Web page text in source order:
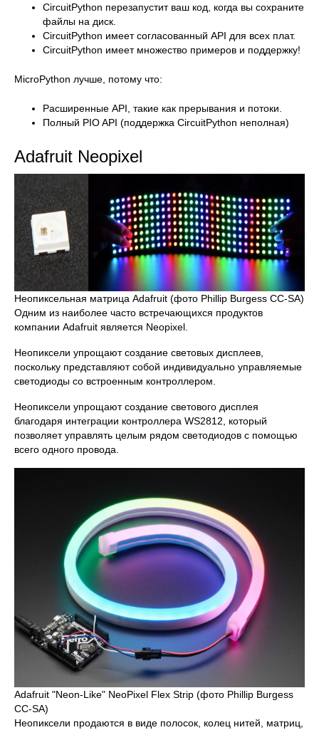
CircuitPython перезапустит ваш код, когда вы сохраните
файлы на диск.
CircuitPython имеет согласованный API для всех плат.
CircuitPython имеет множество примеров и поддержку!
MicroPython лучше, потому что:
Расширенные API, такие как прерывания и потоки.
Полный PIO API (поддержка CircuitPython неполная)
Adafruit Neopixel
Неопиксельная матрица Adafruit (фото Phillip Burgess CC-SA)
Одним из наиболее часто встречающихся продуктов
компании Adafruit является Neopixel.
Неопиксели упрощают создание световых дисплеев,
поскольку представляют собой индивидуально управляемые
светодиоды со встроенным контроллером.
Неопиксели упрощают создание светового дисплея
благодаря интеграции контроллера WS2812, который
позволяет управлять целым рядом светодиодов с помощью
всего одного провода.
Adafruit "Neon-Like" NeoPixel Flex Strip (фото Phillip Burgess
CC-SA)
Неопиксели продаются в виде полосок, колец нитей, матриц,